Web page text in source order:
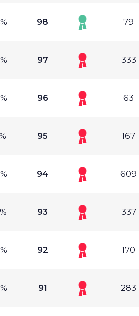
98 79
97 333
96 63
95 167
94 609
93 337
92 170
91 283